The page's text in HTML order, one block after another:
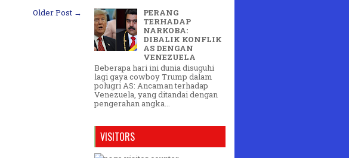
Older Post →
PERANG
TERHADAP
NARKOBA:
DIBALIK KONFLIK
AS DENGAN
VENEZUELA
Beberapa hari ini dunia disuguhi
lagi gaya cowboy Trump dalam
polugri AS: Ancaman terhadap
Venezuela, yang ditandai dengan
pengerahan angka...
VISITORS